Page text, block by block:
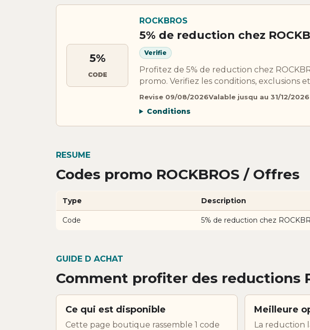
5%
CODE
ROCKBROS
5% de reduction chez
Verifie
Profitez de 5% de reduction chez
promo. Verifiez les conditions, exclusions
Revise 09/08/2026Valable jusqu au 31/12/2026
Conditions
RESUME
Codes promo ROCKBROS / Offres
Type Description
Code 5% de reduction chez
GUIDE D ACHAT
Comment profiter des reductions
Ce qui est disponible
Cette page boutique rassemble 1 code
Meilleure
La reduction